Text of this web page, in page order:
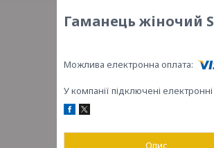
Гаманець жіночий
У компанії підключені
Опис